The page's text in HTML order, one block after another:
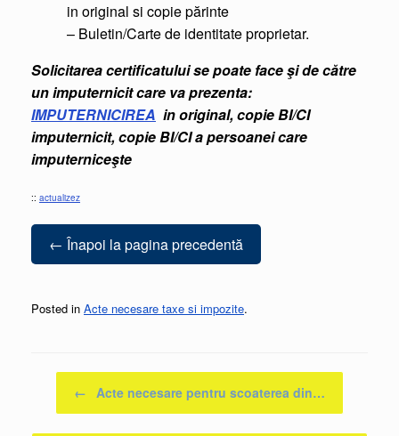
in original si copie părinte
– Buletin/Carte de identitate proprietar.
Solicitarea certificatului se poate face şi de către
un imputernicit care va prezenta:
IMPUTERNICIREA in original, copie BI/CI
imputernicit, copie BI/CI a persoanei care
imputerniceşte
:: actualizez
← Înapoi la pagina precedentă
Posted in Acte necesare taxe si impozite.
Post navigation
← Acte necesare pentru scoaterea din…